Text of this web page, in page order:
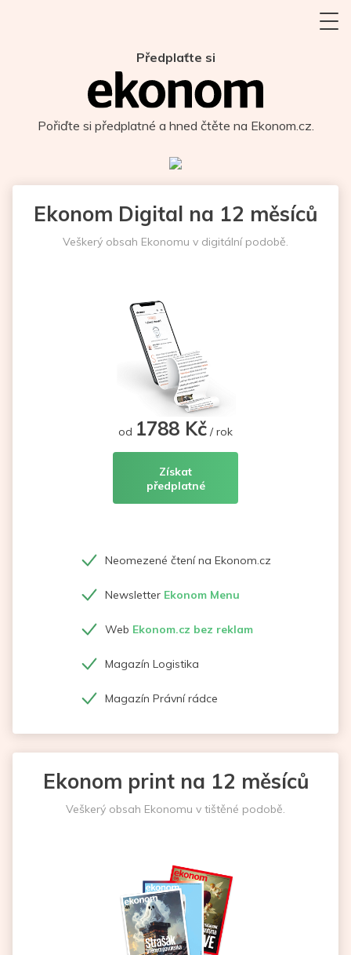
Předplaťte si
Pořiďte si předplatné a hned čtěte na Ekonom.cz.
Ekonom Digital na 12 měsíců
Veškerý obsah Ekonomu v digitální podobě.
od 1788 Kč / rok
Získat
předplatné
Neomezené čtení na Ekonom.cz
Newsletter Ekonom Menu
Web Ekonom.cz bez reklam
Magazín Logistika
Magazín Právní rádce
Ekonom print na 12 měsíců
Veškerý obsah Ekonomu v tištěné podobě.